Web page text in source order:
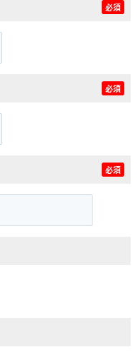
必須
必須
必須